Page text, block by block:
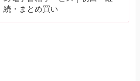
続・まとめ買い